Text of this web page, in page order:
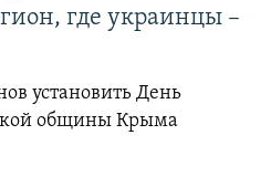
где украинцы –
установить День
общины Крыма